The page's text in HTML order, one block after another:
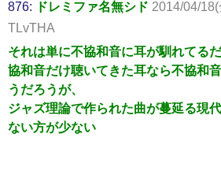
876: ドレミファ名無シド 2014/04/
TLvTHA
それは単に不協和音に耳が馴れてる
協和音だけ聴いてきた耳なら不協和
うだろうが、
ジャズ理論で作られた曲が蔓延る現
ない方が少ない